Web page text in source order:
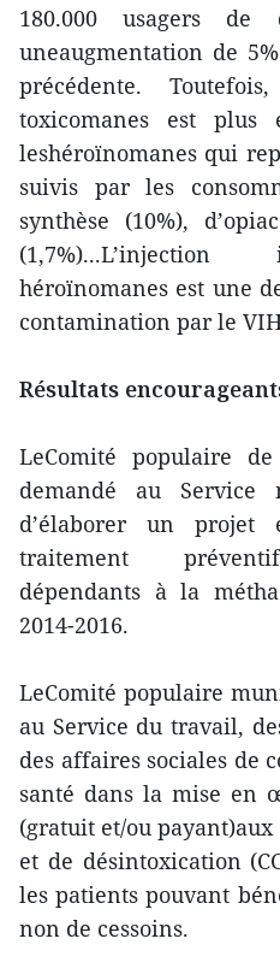
180.000 usagers de
uneaugmentation de
précédente.
toxicomanes est plus
leshéroïnomanes qui
suivis par les
synthèse (10%),
héroïnomanes est une
contamination par le
Résultats
LeComité populaire
demandé au Service
d’élaborer un projet
traitement
dépendants à la
2014-2016.
LeComité populaire
au Service du travail,
des affaires sociales de
santé dans la mise en
(gratuit et/ou
et de désintoxication
les patients pouvant
non de cessoins.